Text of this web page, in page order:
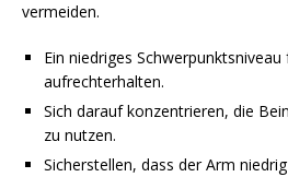
vermeiden.
Ein niedriges
aufrechterhalten.
Sich darauf konzentrieren, die
zu nutzen.
Sicherstellen, dass der Arm